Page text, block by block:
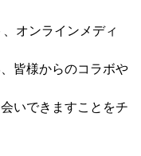
オンラインメディ
皆様からのコラボや
いできますことをチ